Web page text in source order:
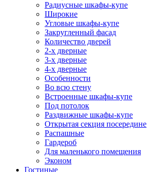
Радиусные шкафы-купе
Широкие
Угловые шкафы-купе
Закругленный фасад
Количество дверей
2-х дверные
3-х дверные
4-х дверные
Особенности
Во всю стену
Встроенные шкафы-купе
Под потолок
Раздвижные шкафы-купе
Открытая секция посередине
Распашные
Гардероб
Для маленького помещения
Эконом
Гостиные